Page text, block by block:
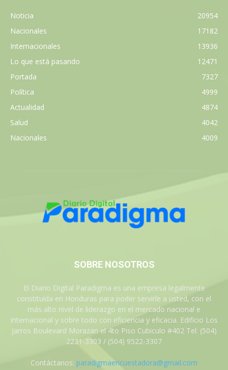
Noticia
20954
Nacionales
17182
Internacionales
13936
Lo que está pasando
12471
Portada
7327
Política
4999
Actualidad
4874
Salud
4042
Nacionales
4009
SOBRE NOSOTROS
El Diario Digital Paradigma es una empresa legalmente
constituida en Honduras para poder servirle a usted, con el
más alto nivel de liderazgo en el mercado nacional e
internacional y sobre todo con eficiencia y eficacia. Edificio Los
Jarros Boulevard Morazan el 4to Piso Cubiculo #402 Tel: (504)
2231-3303 / (504) 9522-3307
Contáctanos: paradigmaencuestadora@gmail.com